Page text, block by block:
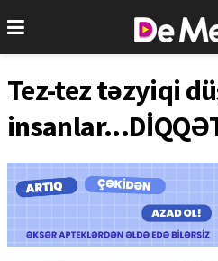
Tez-tez təzyiqi